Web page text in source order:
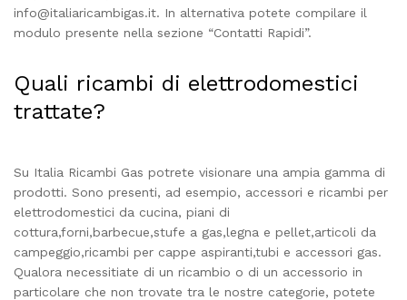
info@italiaricambigas.it. In alternativa potete compilare il
modulo presente nella sezione “Contatti Rapidi”.
Quali ricambi di elettrodomestici
trattate?
Su Italia Ricambi Gas potrete visionare una ampia gamma di
prodotti. Sono presenti, ad esempio, accessori e ricambi per
elettrodomestici da cucina, piani di
cottura,forni,barbecue,stufe a gas,legna e pellet,articoli da
campeggio,ricambi per cappe aspiranti,tubi e accessori gas.
Qualora necessitiate di un ricambio o di un accessorio in
particolare che non trovate tra le nostre categorie, potete